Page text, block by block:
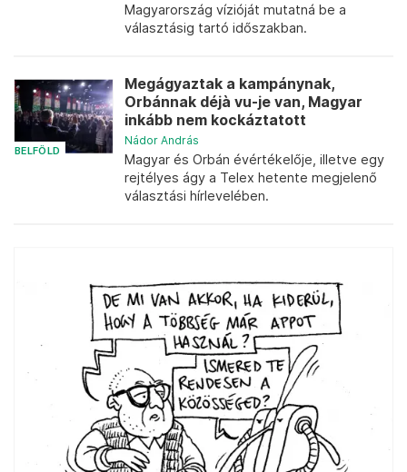
Magyarország vízióját mutatná be a
választásig tartó időszakban.
BELFÖLD
Megágyaztak a kampánynak,
Orbánnak déjà vu-je van, Magyar
inkább nem kockáztatott
Nádor András
Magyar és Orbán évértékelője, illetve egy
rejtélyes ágy a Telex hetente megjelenő
választási hírlevelében.